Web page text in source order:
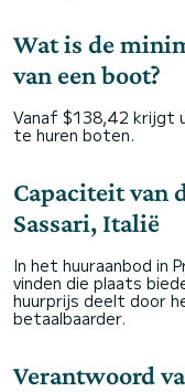
Wat is de
van een boot?
Vanaf $138,42 krijgt
te huren boten.
Capaciteit van
Sassari, Italië
In het huuraanbod in
vinden die plaats
huurprijs deelt door
betaalbaarder.
Verantwoord